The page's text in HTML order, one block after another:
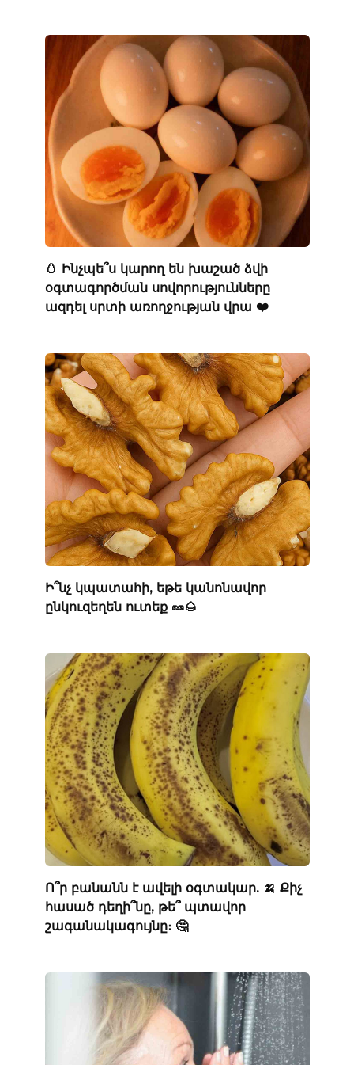
🥚 Ինչպե՞ս կարող են խաշած ձվի
օգտագործման սովորությունները
ազդել սրտի առողջության վրա ❤️
Ի՞նչ կպատահի, եթե կանոնավոր
ընկուզեղեն ուտեք 🥜🌰
Ո՞ր բանանն է ավելի օգտակար. 🍌 Քիչ
հասած դեղի՞նը, թե՞ պտավոր
շագանակագույնը։ 🤔